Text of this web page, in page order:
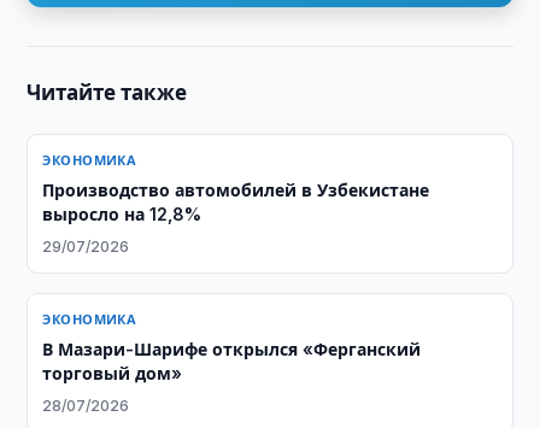
Читайте также
ЭКОНОМИКА
Производство автомобилей в Узбекистане
выросло на 12,8%
29/07/2026
ЭКОНОМИКА
В Мазари-Шарифе открылся «Ферганский
торговый дом»
28/07/2026